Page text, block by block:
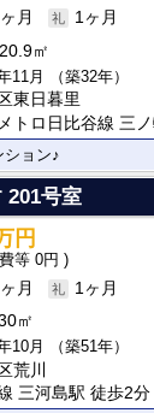
月
1ヶ月
20.9㎡
11月
（築32年）
東日暮里
トロ日比谷線 三
ション♪
201号室
円
0円
月
1ヶ月
㎡
10月
（築51年）
荒川
三河島駅 徒歩2分